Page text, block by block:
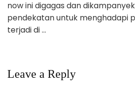
now ini digagas dan
pendekatan untuk menghadapi
terjadi di …
Leave a Reply